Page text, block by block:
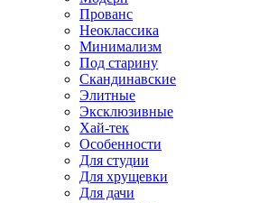
Прованс
Неоклассика
Минимализм
Под старину
Скандинавские
Элитные
Эксклюзивные
Хай-тек
Особенности
Для студии
Для хрущевки
Для дачи